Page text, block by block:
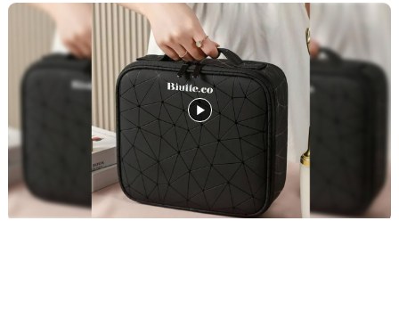
Temukan Barang dengan Mudah
Tak perlu lagi membongkar tas hanya untuk mencari lipstik. Dengan
banyaknya slot, Anda dapat menempatkan brush, skincare, lipstik,
hingga pensil alis di tempat yang berbeda. Barang pun lebih mudah
ditemukan.
Bawa dengan Nyaman
Tas kosmetik ini dilengkapi dengan handle sehingga mudah dan
nyaman dibawa ke mana saja Anda butuhkan.
Tampilan Menarik, Material Terbaik
Bagian cover luar menggunakan kulit PU dengan corak menarik.
Materialnya juga tahan air sehingga tas tetap aman dibawa saat
hujan gerimis, dan seluruh perlengkapan Anda terlindungi dengan